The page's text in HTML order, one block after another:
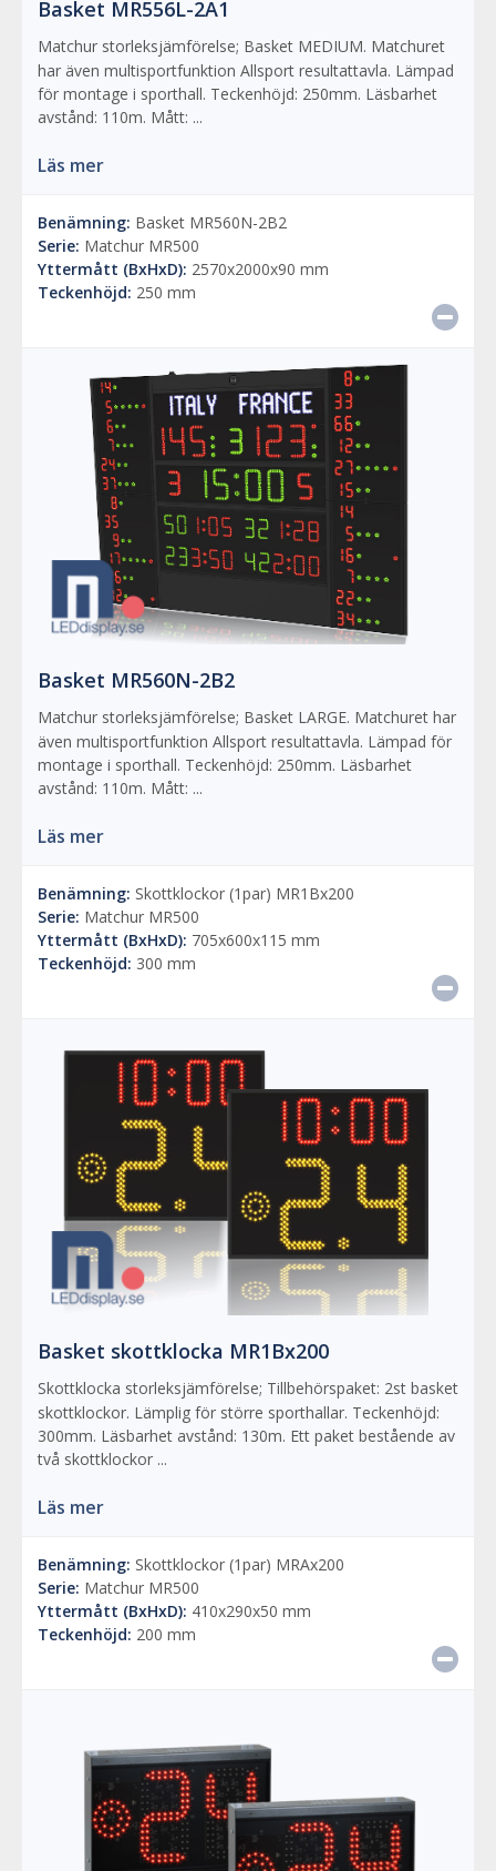
Basket MR556L-2A1
Matchur storleksjämförelse; Basket MEDIUM. Matchuret
har även multisportfunktion Allsport resultattavla. Lämpad
för montage i sporthall. Teckenhöjd: 250mm. Läsbarhet
avstånd: 110m. Mått: ...
Läs mer
Benämning: Basket MR560N-2B2
Serie: Matchur MR500
Yttermått (BxHxD): 2570x2000x90 mm
Teckenhöjd: 250 mm
Basket MR560N-2B2
Matchur storleksjämförelse; Basket LARGE. Matchuret har
även multisportfunktion Allsport resultattavla. Lämpad för
montage i sporthall. Teckenhöjd: 250mm. Läsbarhet
avstånd: 110m. Mått: ...
Läs mer
Benämning: Skottklockor (1par) MR1Bx200
Serie: Matchur MR500
Yttermått (BxHxD): 705x600x115 mm
Teckenhöjd: 300 mm
Basket skottklocka MR1Bx200
Skottklocka storleksjämförelse; Tillbehörspaket: 2st basket
skottklockor. Lämplig för större sporthallar. Teckenhöjd:
300mm. Läsbarhet avstånd: 130m. Ett paket bestående av
två skottklockor ...
Läs mer
Benämning: Skottklockor (1par) MRAx200
Serie: Matchur MR500
Yttermått (BxHxD): 410x290x50 mm
Teckenhöjd: 200 mm